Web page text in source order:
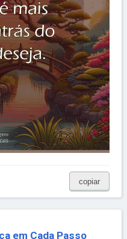
copiar
em Cada Passo